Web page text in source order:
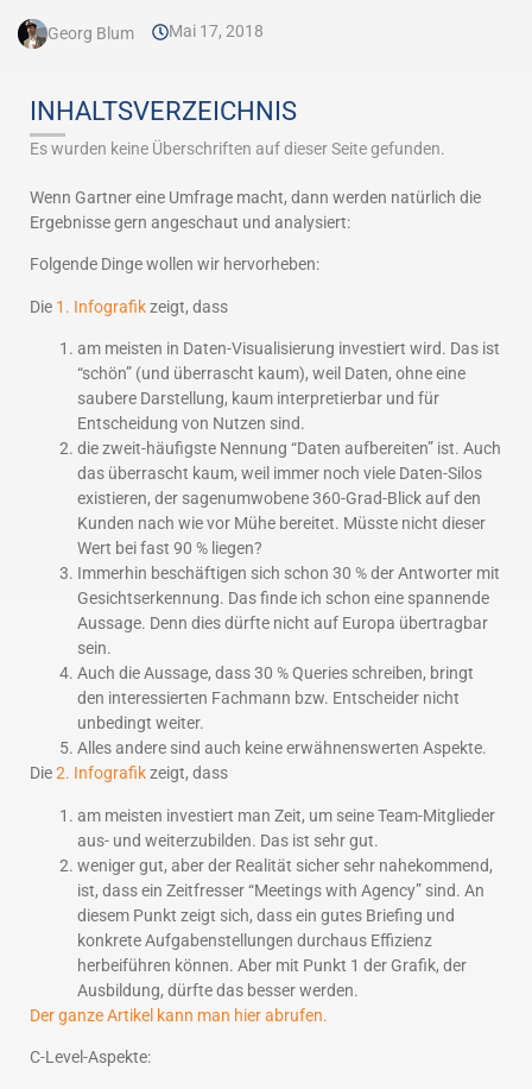
Georg Blum Mai 17, 2018
INHALTSVERZEICHNIS
Es wurden keine Überschriften auf dieser Seite gefunden.
Wenn Gartner eine Umfrage macht, dann werden natürlich die
Ergebnisse gern angeschaut und analysiert:
Folgende Dinge wollen wir hervorheben:
Die 1. Infografikzeigt, dass
am meisten in Daten-Visualisierung investiert wird. Das ist
“schön” (und überrascht kaum), weil Daten, ohne eine
saubere Darstellung, kaum interpretierbar und für
Entscheidung von Nutzen sind.
die zweit-häufigste Nennung “Daten aufbereiten” ist. Auch
das überrascht kaum, weil immer noch viele Daten-Silos
existieren, der sagenumwobene 360-Grad-Blick auf den
Kunden nach wie vor Mühe bereitet. Müsste nicht dieser
Wert bei fast 90 % liegen?
Immerhin beschäftigen sich schon 30 % der Antworter mit
Gesichtserkennung. Das finde ich schon eine spannende
Aussage. Denn dies dürfte nicht auf Europa übertragbar
sein.
Auch die Aussage, dass 30 % Queries schreiben, bringt
den interessierten Fachmann bzw. Entscheider nicht
unbedingt weiter.
Alles andere sind auch keine erwähnenswerten Aspekte.
Die2. Infografikzeigt, dass
am meisten investiert man Zeit, um seine Team-Mitglieder
aus- und weiterzubilden. Das ist sehr gut.
weniger gut, aber der Realität sicher sehr nahekommend,
ist, dass ein Zeitfresser “Meetings with Agency” sind. An
diesem Punkt zeigt sich, dass ein gutes Briefing und
konkrete Aufgabenstellungen durchaus Effizienz
herbeiführen können. Aber mit Punkt 1 der Grafik, der
Ausbildung, dürfte das besser werden.
Der ganze Artikel kann man hier abrufen.
C-Level-Aspekte: